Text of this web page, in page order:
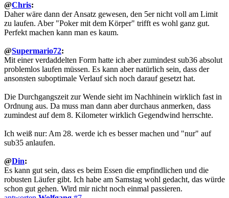
@Chris:
Daher wäre dann der Ansatz gewesen, den 5er nicht voll am Limit
zu laufen. Aber "Poker mit dem Körper" trifft es wohl ganz gut.
Perfekt machen kann man es kaum.
@Supermario72:
Mit einer verdaddelten Form hatte ich aber zumindest sub36 absolut
problemlos laufen müssen. Es kann aber natürlich sein, dass der
ansonsten suboptimale Verlauf sich noch darauf gesetzt hat.
Die Durchgangszeit zur Wende sieht im Nachhinein wirklich fast in
Ordnung aus. Da muss man dann aber durchaus anmerken, dass
zumindest auf dem 8. Kilometer wirklich Gegendwind herrschte.
Ich weiß nur: Am 28. werde ich es besser machen und "nur" auf
sub35 anlaufen.
@Din:
Es kann gut sein, dass es beim Essen die empfindlichen und die
robusten Läufer gibt. Ich habe am Samstag wohl gedacht, das würde
schon gut gehen. Wird mir nicht noch einmal passieren.